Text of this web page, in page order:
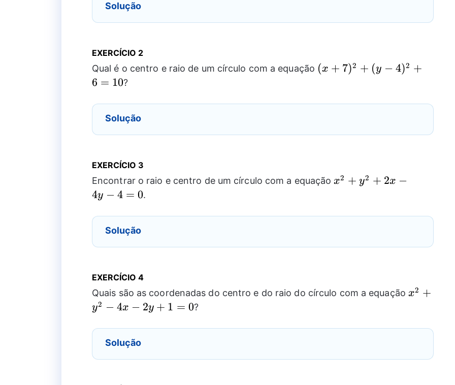
Solução
EXERCÍCIO 2
Qual é o centro e raio de um círculo com a equação (x+7)^2+
(x + 7)2 + (y − 4)2 +
6 = 10?
Solução
EXERCÍCIO 3
Encontrar o raio e centro de um círculo com a equaçãox^2+y^2+2x-
x2 + y2 + 2x −
4y − 4 = 0.
Solução
EXERCÍCIO 4
Quais são as coordenadas do centro e do raio do círculo com a equação x^2+y^2-
x2 +
y2 − 4x − 2y + 1 = 0?
Solução